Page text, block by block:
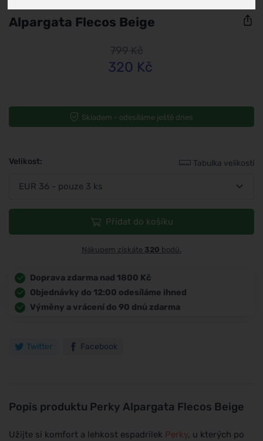
Popis produktu Perky Alpargata Flecos Beige
Užijte si komfort a lehkost espadrilek Perky, u kterých po
Alpargata Flecos Beige
799 Kč
320 Kč
Skladem - odesíláme ještě dnes
Velikost: Tabulka velikostí
Přidat do košíku
Nákupem získáte 320 bodů.
Doprava zdarma nad 1800 Kč
Objednávky do 12:00 odesíláme ihned
Výměny a vrácení do 90 dnů zdarma
Twitter Facebook